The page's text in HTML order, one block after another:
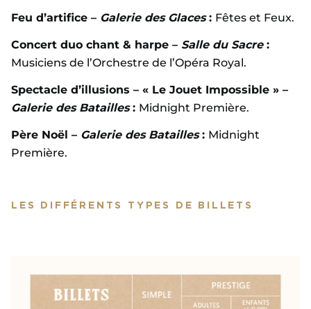
Feu d’artifice – Galerie des Glaces: Fêtes et Feux.
Concert duo chant & harpe – Salle du Sacre:
Musiciens de l’Orchestre de l’Opéra Royal.
Spectacle d’illusions – « Le Jouet Impossible » –
Galerie des Batailles: Midnight Première.
Père Noël – Galerie des Batailles: Midnight
Première.
LES DIFFÉRENTS TYPES DE BILLETS